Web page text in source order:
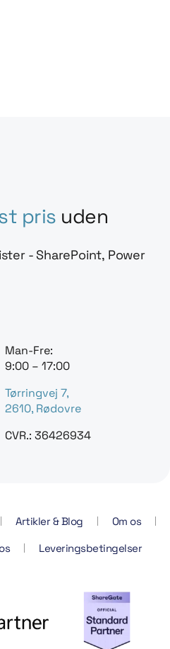
pris uden
- SharePoint, Power
Man-Fre:
9:00 – 17:00
Tørringvej 7,
2610, Rødovre
CVR.: 36426934
Artikler & Blog
Om os
Leveringsbetingelser